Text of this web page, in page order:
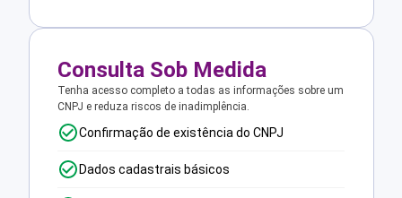
Consulta Sob Medida
Tenha acesso completo a todas as informações sobre um
CNPJ e reduza riscos de inadimplência.
Confirmação de existência do CNPJ
Dados cadastrais básicos